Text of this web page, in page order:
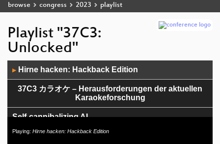
browse congress 2023 playlist
Playlist "37C3:
Unlocked"
Player
▶ Hirne hacken: Hackback Edition
37C3 カラオケ – Herausforderungen der aktuellen
Karaokeforschung
Self-cannibalizing AI
Öffnet eure Spaces für Gehörlose!
Playing: Hirne hacken: Hackback Edition